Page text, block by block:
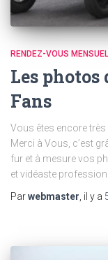
RENDEZ-VOUS MENSUEL
Les photos
Fans
Vous êtes encore
Merci à Vous, c’est
fur et à mesure vos
et vidéaste
Parwebmaster , il y a